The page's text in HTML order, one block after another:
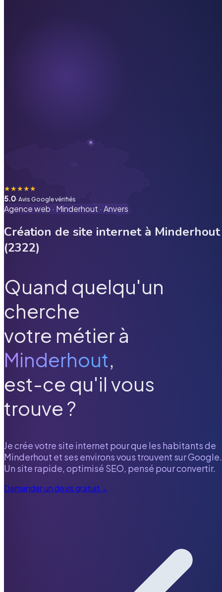
★★★★★
5.0· Avis Google vérifiés
Agence web · Minderhout · Anvers
Création de site internet à Minderhout
(2322)
Quand quelqu'un
cherche
votre métier à
Minderhout,
est-ce qu'il vous
trouve ?
Je crée votre site internet pour que les habitants de
Minderhout et ses environs vous trouvent sur Google.
Un site rapide, optimisé SEO, pensé pour convertir.
Demander un devis gratuit→